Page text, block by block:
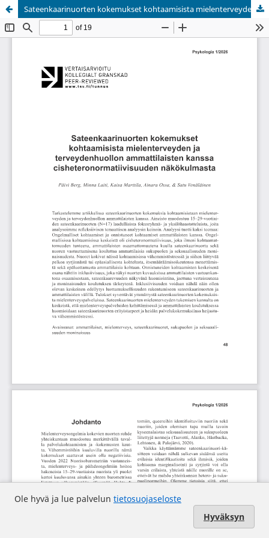
Sateenkaarinuorten kokemukset kohtaamisista mielenterveyden ja terveydenhuollon ammattilaisten kanssa cisheteronormatiivisuuden näkökulmasta
Ole hyvä ja lue palvelun tietosuojaseloste
Hyväksyn
Tieteellisten seurain valtuuskunta